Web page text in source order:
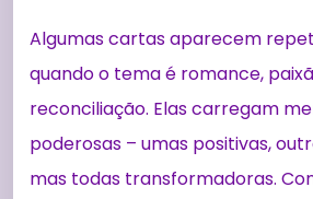
Algumas cartas aparecem
quando o tema é romance,
reconciliação. Elas carregam
poderosas – umas positivas,
mas todas transformadoras.